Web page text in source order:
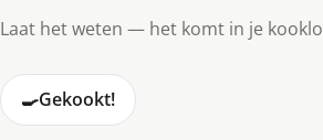
Laat het weten — het komt in je
🍳Gekookt!